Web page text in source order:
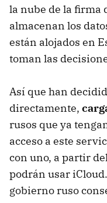
la nube de la firma
almacenan los
están alojados en
toman las
Así que han
directamente,
rusos que ya
acceso a este
con uno, a partir
podrán usar
gobierno ruso